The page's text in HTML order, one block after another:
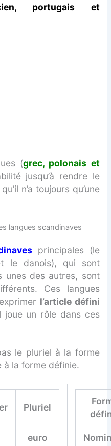
portugais et
(grec, polonais et
jusqu’à rendre le
n’a toujours qu’une
langues scandinaves
principales (le
le danois), qui sont
unes des autres, sont
Ces langues
l’article défini
joue un rôle dans ces
le pluriel à la forme
à la forme définie.
Pluriel
euro